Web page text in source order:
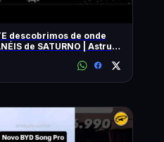
descobrimos de onde
de SATURNO | Astrum